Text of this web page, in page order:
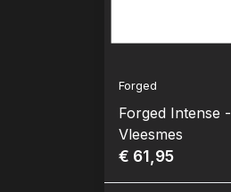
Forged
Forged Intense -
Vleesmes
€ 61,95